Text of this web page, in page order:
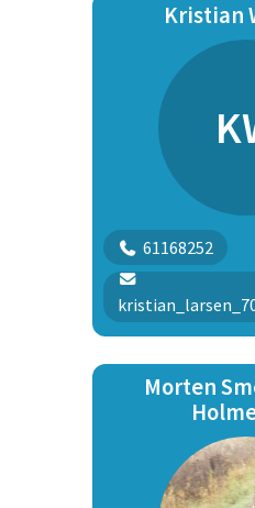
Kristian
61168252
Morten